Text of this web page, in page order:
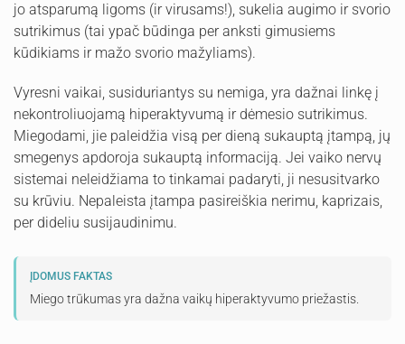
jo atsparumą ligoms (ir virusams!), sukelia augimo ir svorio
sutrikimus (tai ypač būdinga per anksti gimusiems
kūdikiams ir mažo svorio mažyliams).
Vyresni vaikai, susiduriantys su nemiga, yra dažnai linkę į
nekontroliuojamą hiperaktyvumą ir dėmesio sutrikimus.
Miegodami, jie paleidžia visą per dieną sukauptą įtampą, jų
smegenys apdoroja sukauptą informaciją. Jei vaiko nervų
sistemai neleidžiama to tinkamai padaryti, ji nesusitvarko
su krūviu. Nepaleista įtampa pasireiškia nerimu, kaprizais,
per dideliu susijaudinimu.
ĮDOMUS FAKTAS
Miego trūkumas yra dažna vaikų hiperaktyvumo priežastis.